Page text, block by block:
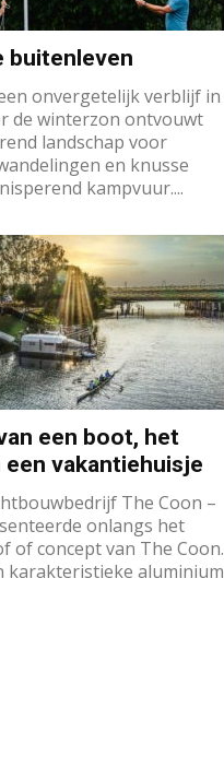
buitenleven
onvergetelijk verblijf in
de winterzon ontvouwt
landschap voor
en knusse
kampvuur....
een boot, het
vakantiehuisje
The Coon –
onlangs het
of concept van The Coon.
karakteristieke aluminium